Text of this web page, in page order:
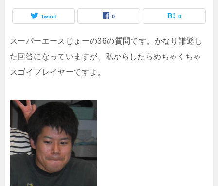
Tweet 0 0
スーパーエースじょーの36の質問です。かなり謙遜し
た回答になっていますが、私からしたらめちゃくちゃ
スゴイプレイヤーですよ。